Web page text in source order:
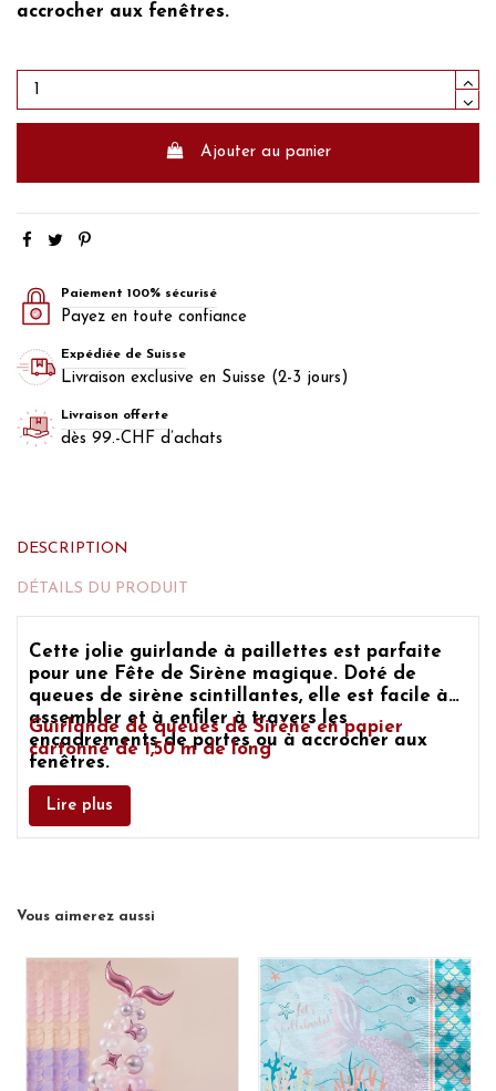
accrocher aux fenêtres.
Ajouter au panier
Paiement 100% sécurisé
Payez en toute confiance
Expédiée de Suisse
Livraison exclusive en Suisse (2-3 jours)
Livraison offerte
dès 99.-CHF d’achats
DESCRIPTION
DÉTAILS DU PRODUIT
Cette jolie guirlande à paillettes est parfaite
pour une Fête de Sirène magique. Doté de
queues de sirène scintillantes, elle est facile à
assembler et à enfiler à travers les
encadrements de portes ou à accrocher aux
fenêtres.
Guirlande de queuesde Sirène en papier
cartonné de 1,50 m de long
Lire plus
Vous aimerez aussi